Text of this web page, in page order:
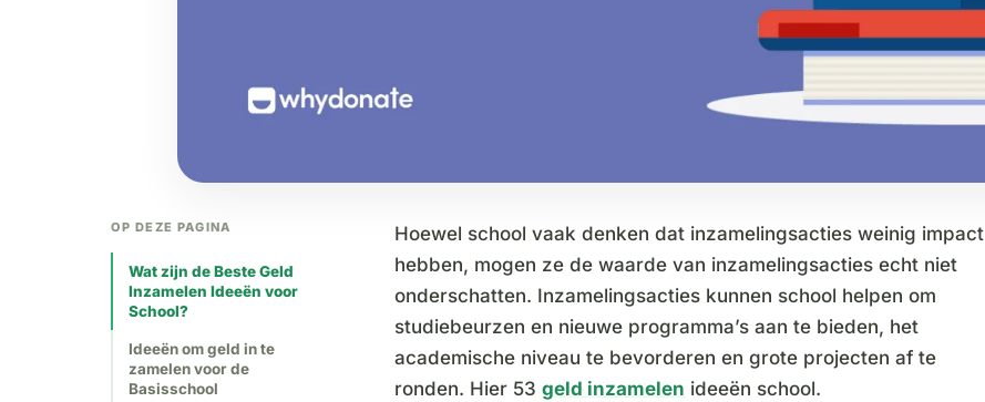
OP DEZE PAGINA
Wat zijn de Beste Geld
Inzamelen Ideeën voor
School?
Ideeën om geld in te
zamelen voor de
Basisschool
Hoewel school vaak denken dat inzamelingsacties weinig impact
hebben, mogen ze de waarde van inzamelingsacties echt niet
onderschatten. Inzamelingsacties kunnen school helpen om
studiebeurzen en nieuwe programma’s aan te bieden, het
academische niveau te bevorderen en grote projecten af te
ronden. Hier 53 geld inzamelen ideeën school.